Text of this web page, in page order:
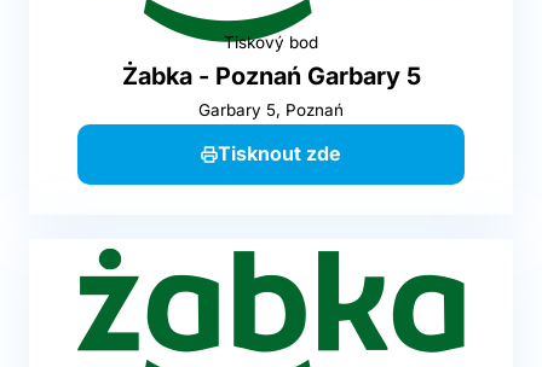
Tiskový bod
Żabka - Poznań Garbary 5
Garbary 5, Poznań
Tisknout zde